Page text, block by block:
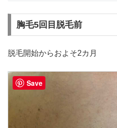
胸毛5回目脱毛前
脱毛開始からおよそ2カ月
Save